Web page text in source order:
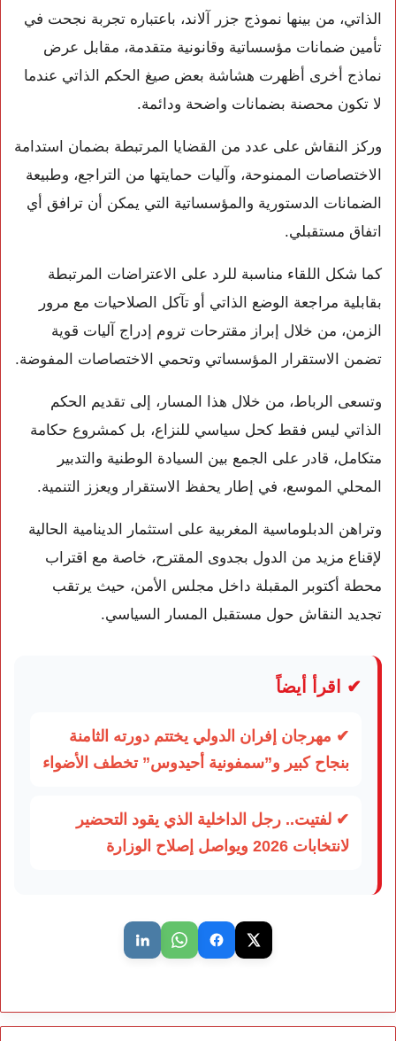
الذاتي، من بينها نموذج جزر آلاند، باعتباره تجربة نجحت في
تأمين ضمانات مؤسساتية وقانونية متقدمة، مقابل عرض
نماذج أخرى أظهرت هشاشة بعض صيغ الحكم الذاتي عندما
لا تكون محصنة بضمانات واضحة ودائمة.
وركز النقاش على عدد من القضايا المرتبطة بضمان استدامة
الاختصاصات الممنوحة، وآليات حمايتها من التراجع، وطبيعة
الضمانات الدستورية والمؤسساتية التي يمكن أن ترافق أي
اتفاق مستقبلي.
كما شكل اللقاء مناسبة للرد على الاعتراضات المرتبطة
بقابلية مراجعة الوضع الذاتي أو تآكل الصلاحيات مع مرور
الزمن، من خلال إبراز مقترحات تروم إدراج آليات قوية
تضمن الاستقرار المؤسساتي وتحمي الاختصاصات المفوضة.
وتسعى الرباط، من خلال هذا المسار، إلى تقديم الحكم
الذاتي ليس فقط كحل سياسي للنزاع، بل كمشروع حكامة
متكامل، قادر على الجمع بين السيادة الوطنية والتدبير
المحلي الموسع، في إطار يحفظ الاستقرار ويعزز التنمية.
وتراهن الدبلوماسية المغربية على استثمار الدينامية الحالية
لإقناع مزيد من الدول بجدوى المقترح، خاصة مع اقتراب
محطة أكتوبر المقبلة داخل مجلس الأمن، حيث يرتقب
تجديد النقاش حول مستقبل المسار السياسي.
✔ اقرأ أيضاً
✔ مهرجان إفران الدولي يختتم دورته الثامنة
بنجاح كبير و”سمفونية أحيدوس” تخطف الأضواء
✔ لفتيت.. رجل الداخلية الذي يقود التحضير
لانتخابات 2026 ويواصل إصلاح الوزارة